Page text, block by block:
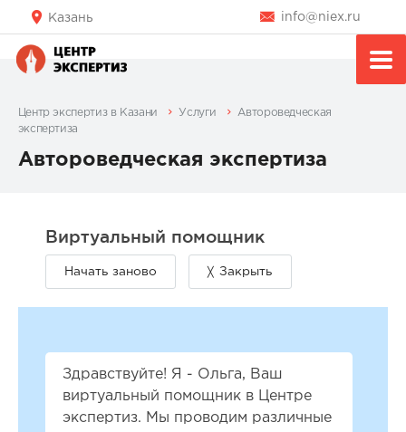
Казань info@niex.ru
Центр экспертиз в Казани Услуги
Автороведческая
экспертиза
Автороведческая экспертиза
Здравствуйте! Я - Ольга, Ваш
виртуальный помощник в Центре
экспертиз. Мы проводим различные